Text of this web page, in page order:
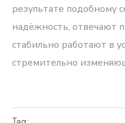
результате подобному
надёжность, отвечают
стабильно работают в
стремительно